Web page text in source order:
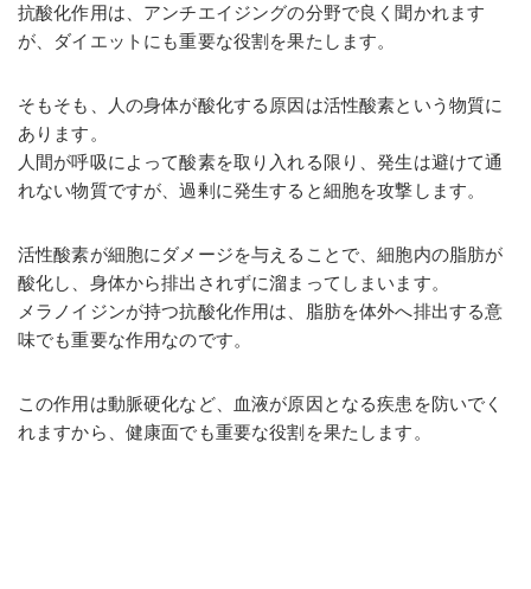
抗酸化作用は、アンチエイジングの分野で良く聞かれます
が、ダイエットにも重要な役割を果たします。
そもそも、人の身体が酸化する原因は活性酸素という物質に
あります。
人間が呼吸によって酸素を取り入れる限り、発生は避けて通
れない物質ですが、過剰に発生すると細胞を攻撃します。
活性酸素が細胞にダメージを与えることで、細胞内の脂肪が
酸化し、身体から排出されずに溜まってしまいます。
メラノイジンが持つ抗酸化作用は、脂肪を体外へ排出する意
味でも重要な作用なのです。
この作用は動脈硬化など、血液が原因となる疾患を防いでく
れますから、健康面でも重要な役割を果たします。